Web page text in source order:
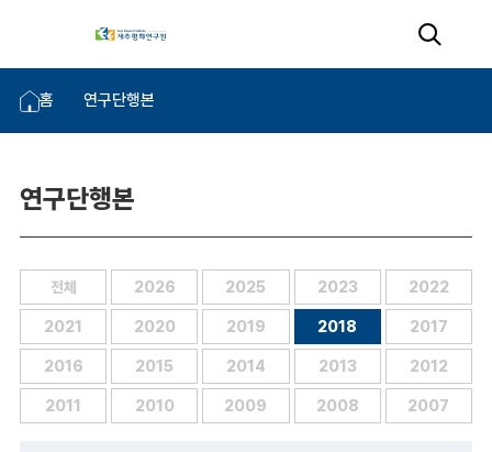
홈 연구단행본
연구단행본
전체 2026 2025 2023 2022
2021 2020 2019 2018 2017
2016 2015 2014 2013 2012
2011 2010 2009 2008 2007